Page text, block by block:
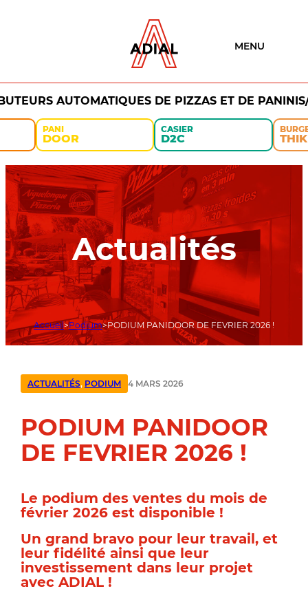
MENU
AUTOMATIQUES DE PIZZAS ET DE
PANI
DOOR
CASIER
D2C THIK
Actualités
Accueil Podium PODIUM PANIDOOR DE FEVRIER 2026 !
ACTUALITÉS, PODIUM 4 MARS 2026
PODIUM PANIDOOR
DE FEVRIER 2026 !
Le podium des ventes du mois de
février 2026 est disponible !
Un grand bravo pour leur travail, et
leur fidélité ainsi que leur
investissement dans leur projet
avec ADIAL !